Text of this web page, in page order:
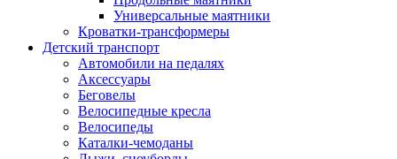
Универсальные маятники
Кроватки-трансформеры
Детский транспорт
Автомобили на педалях
Аксессуары
Беговелы
Велосипедные кресла
Велосипеды
Каталки-чемоданы